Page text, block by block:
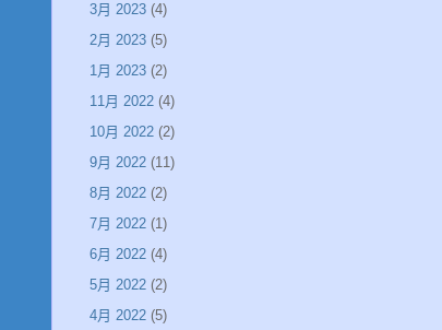
3月 2023 (4)
2月 2023 (5)
1月 2023 (2)
11月 2022 (4)
10月 2022 (2)
9月 2022 (11)
8月 2022 (2)
7月 2022 (1)
6月 2022 (4)
5月 2022 (2)
4月 2022 (5)